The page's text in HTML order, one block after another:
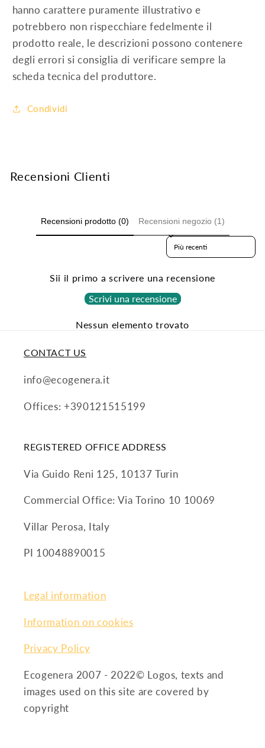
hanno carattere puramente illustrativo e
potrebbero non rispecchiare fedelmente il
prodotto reale, le descrizioni possono contenere
degli errori si consiglia di verificare sempre la
scheda tecnica del produttore.
Condividi
Recensioni Clienti
Recensioni prodotto (0) Recensioni negozio (1)
Sort reviews by
Sii il primo a scrivere una recensione
Scrivi una recensione
Nessun elemento trovato
CONTACT US
info@ecogenera.it
Offices: +390121515199
REGISTERED OFFICE ADDRESS
Via Guido Reni 125, 10137 Turin
Commercial Office: Via Torino 10 10069
Villar Perosa, Italy
PI 10048890015
Legal information
Information on cookies
Privacy Policy
Ecogenera 2007 - 2022© Logos, texts and
images used on this site are covered by
copyright